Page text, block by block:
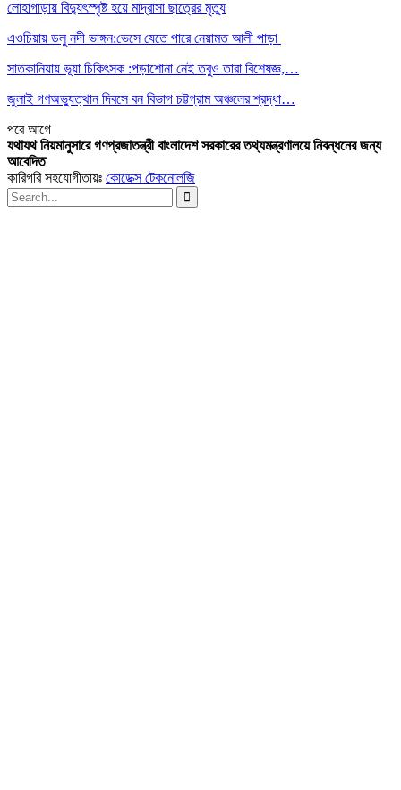
লোহাগাড়ায় বিদ্যুৎস্পৃষ্ট হয়ে মাদ্রাসা ছাত্রের মৃত্যু
এওচিয়ায় ডলু নদী ভাঙ্গন:ভেসে যেতে পারে নেয়ামত আলী পাড়া
সাতকানিয়ায় ভূয়া চিকিৎসক :পড়াশোনা নেই তবুও তারা বিশেষজ্ঞ,…
জুলাই গণঅভ্যুত্থান দিবসে বন বিভাগ চট্টগ্রাম অঞ্চলের শ্রদ্ধা…
পরেআগে
যথাযথ নিয়মানুসারে গণপ্রজাতন্ত্রী বাংলাদেশ সরকারের তথ্যমন্ত্রণালয়ে নিবন্ধনের জন্য
আবেদিত
কারিগরি সহযোগীতায়ঃ কোডেক্স টেকনোলজি